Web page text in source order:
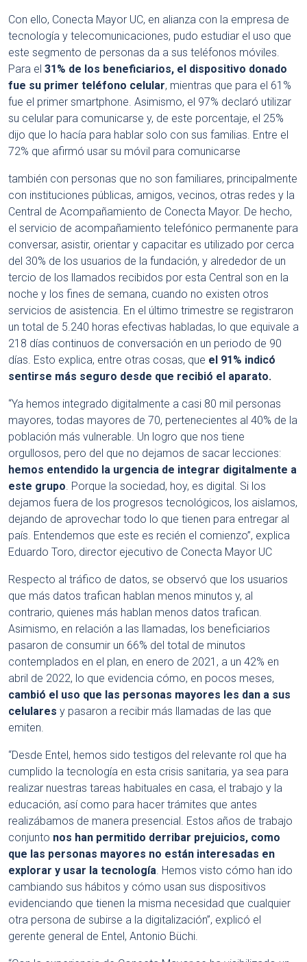
Con ello, Conecta Mayor UC, en alianza con la empresa de
tecnología y telecomunicaciones, pudo estudiar el uso que
este segmento de personas da a sus teléfonos móviles.
Para el 31% de los beneficiarios, el dispositivo donado
fue su primer teléfono celular, mientras que para el 61%
fue el primer smartphone. Asimismo, el 97% declaró utilizar
su celular para comunicarse y, de este porcentaje, el 25%
dijo que lo hacía para hablar solo con sus familias. Entre el
72% que afirmó usar su móvil para comunicarse
también con personas que no son familiares, principalmente
con instituciones públicas, amigos, vecinos, otras redes y la
Central de Acompañamiento de Conecta Mayor. De hecho,
el servicio de acompañamiento telefónico permanente para
conversar, asistir, orientar y capacitar es utilizado por cerca
del 30% de los usuarios de la fundación, y alrededor de un
tercio de los llamados recibidos por esta Central son en la
noche y los fines de semana, cuando no existen otros
servicios de asistencia. En el último trimestre se registraron
un total de 5.240 horas efectivas habladas, lo que equivale a
218 días continuos de conversación en un periodo de 90
días. Esto explica, entre otras cosas, que el 91% indicó
sentirse más seguro desde que recibió el aparato.
“Ya hemos integrado digitalmente a casi 80 mil personas
mayores, todas mayores de 70, pertenecientes al 40% de la
población más vulnerable. Un logro que nos tiene
orgullosos, pero del que no dejamos de sacar lecciones:
hemos entendido la urgencia de integrar digitalmente a
este grupo. Porque la sociedad, hoy, es digital. Si los
dejamos fuera de los progresos tecnológicos, los aislamos,
dejando de aprovechar todo lo que tienen para entregar al
país. Entendemos que este es recién el comienzo”, explica
Eduardo Toro, director ejecutivo de Conecta Mayor UC
Respecto al tráfico de datos, se observó que los usuarios
que más datos trafican hablan menos minutos y, al
contrario, quienes más hablan menos datos trafican.
Asimismo, en relación a las llamadas, los beneficiarios
pasaron de consumir un 66% del total de minutos
contemplados en el plan, en enero de 2021, a un 42% en
abril de 2022, lo que evidencia cómo, en pocos meses,
cambió el uso que las personas mayores les dan a sus
celulares y pasaron a recibir más llamadas de las que
emiten.
“Desde Entel, hemos sido testigos del relevante rol que ha
cumplido la tecnología en esta crisis sanitaria, ya sea para
realizar nuestras tareas habituales en casa, el trabajo y la
educación, así como para hacer trámites que antes
realizábamos de manera presencial. Estos años de trabajo
conjunto nos han permitido derribar prejuicios, como
que las personas mayores no están interesadas en
explorar y usar la tecnología. Hemos visto cómo han ido
cambiando sus hábitos y cómo usan sus dispositivos
evidenciando que tienen la misma necesidad que cualquier
otra persona de subirse a la digitalización”, explicó el
gerente general de Entel, Antonio Büchi.